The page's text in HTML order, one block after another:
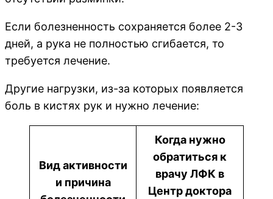
Если болезненность сохраняется более 2-3
дней, а рука не полностью сгибается, то
требуется лечение.
Другие нагрузки, из-за которых появляется
боль в кистях рук и нужно лечение:
Вид активности
и причина
Когда нужно
обратиться к
врачу ЛФК в
Центр доктора